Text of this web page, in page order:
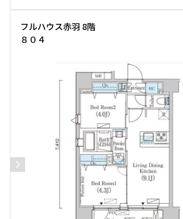
より詳細な絞り込み
建物施設やお部屋の設備、方位、階数などの
設定する
検索対象お部屋数
103 件
お部屋を再検索
フルハウス赤羽 8階
８０４